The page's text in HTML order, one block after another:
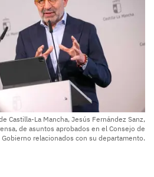
Castilla-La Mancha, Jesús Fernández Sanz,
de asuntos aprobados en el Consejo de
Gobierno relacionados con su departamento.